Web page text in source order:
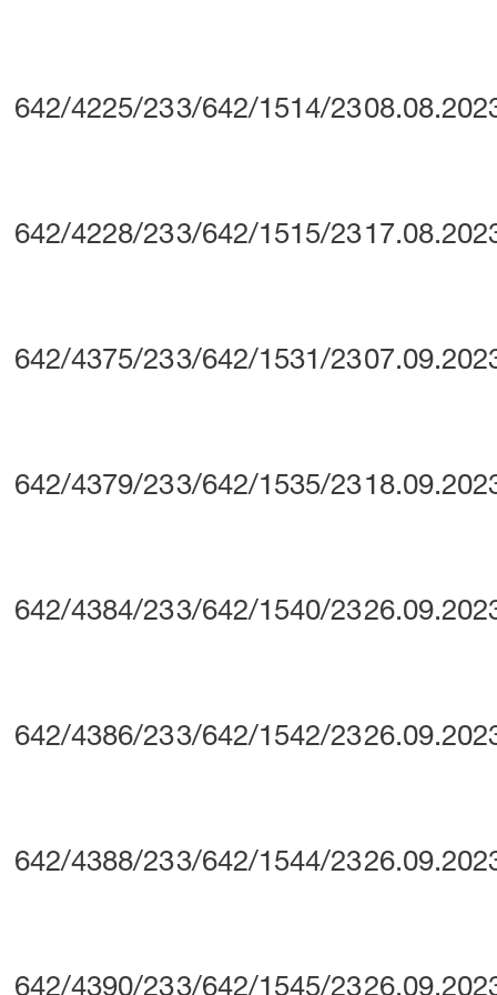
642/4225/233/642/1514/23
642/4228/233/642/1515/23
642/4375/233/642/1531/23
642/4379/233/642/1535/23
642/4384/233/642/1540/23
642/4386/233/642/1542/23
642/4388/233/642/1544/23
642/4390/233/642/1545/23